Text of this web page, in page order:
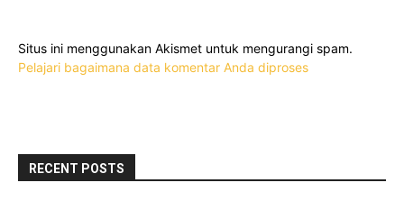
Situs ini menggunakan Akismet untuk mengurangi spam.
Pelajari bagaimana data komentar Anda diproses
RECENT POSTS